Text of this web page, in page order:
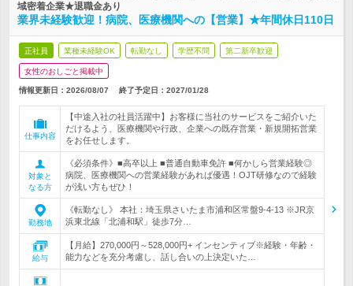
域密着企業★退職金あり
業界未経験歓迎！病院、医療機関への【営業】★年間休日110日
正社員 業種未経験OK 転勤なし 学歴不問 第二新卒歓迎
女性のおしごと掲載中
情報更新日：2026/08/07 終了予定日： 2027/01/28
仕事内容
【中途入社の社員活躍中】お客様に当社のサービスをご紹介いた
だけるよう、医療機関や行政、企業への既存営業・新規開拓営業
をお任せします。
対象と
なる方
《必須条件》■高卒以上 ■普通自動車免許 ■何かしら営業経験◎
病院、医療機関への営業経験があれば優遇！OJT研修なので経験
が浅い方もぜひ！
勤務地
《転勤なし》 本社：埼玉県さいたま市浦和区常盤9-4-13 ※JR京
浜東北線「北浦和駅」徒歩7分…
給与
【月給】270,000円～528,000円+ インセンティブ※経験・年齢・
能力などを充分考慮し、話し合いの上決定いた…